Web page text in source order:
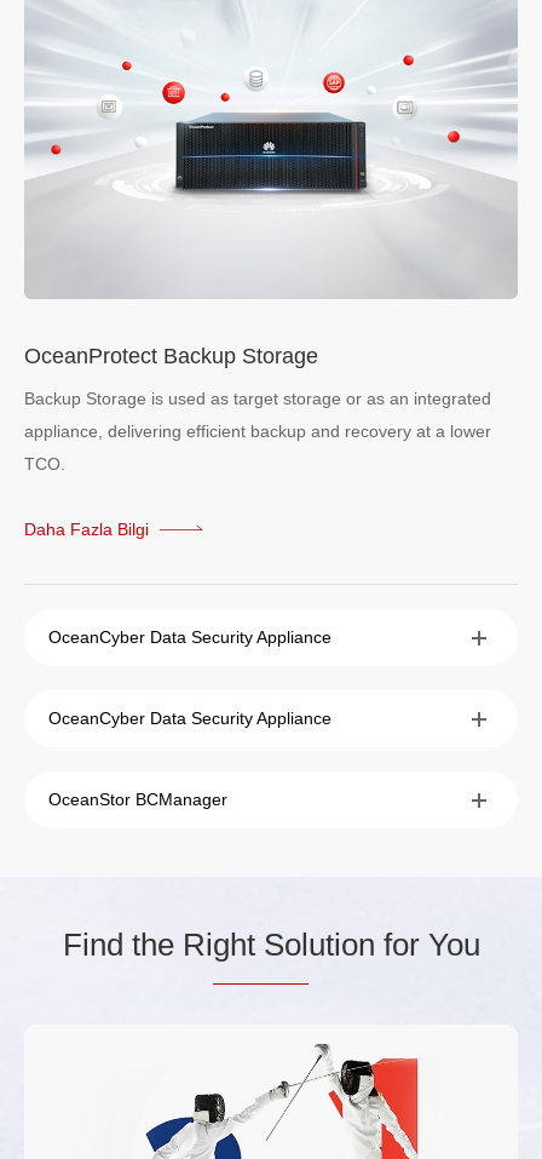
OceanProtect Backup Storage
Backup Storage is used as target storage or as an integrated
appliance, delivering efficient backup and recovery at a lower
TCO.
Daha Fazla Bilgi
OceanCyber Data Security Appliance
OceanCyber Data Security Appliance
OceanStor BCManager
Find the Right Solution for You